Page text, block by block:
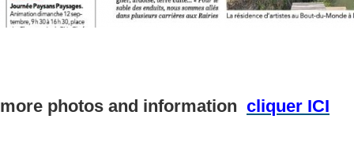
more photos and information cliquer ICI